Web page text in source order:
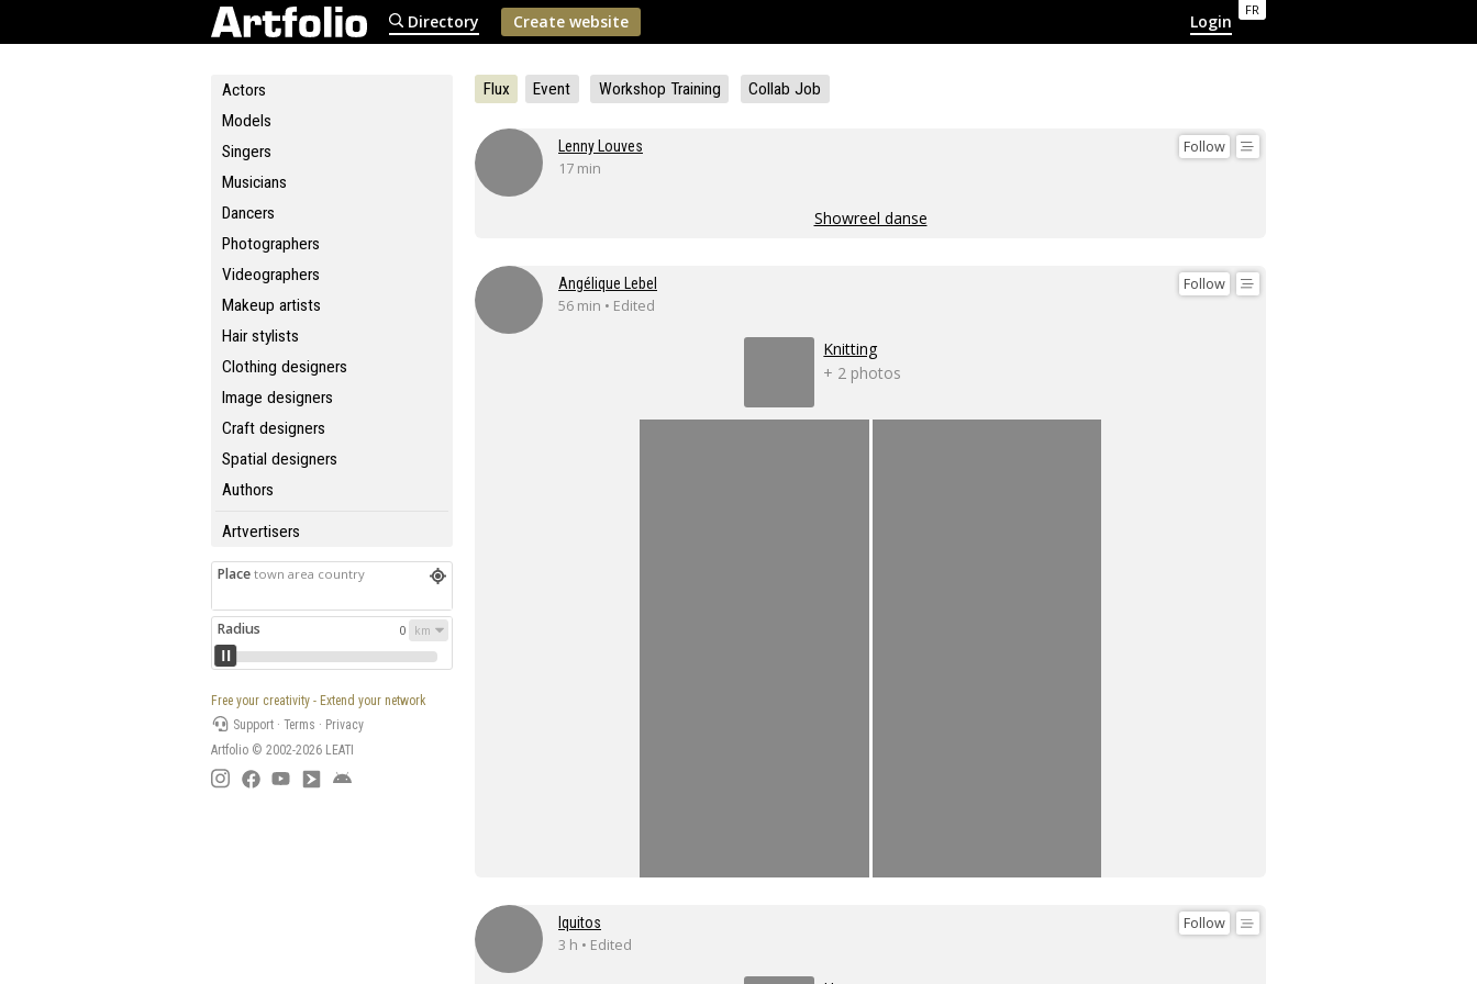
FR
Directory Create website Login
Actors
Models
Singers
Musicians
Dancers
Photographers
Videographers
Makeup artists
Hair stylists
Clothing designers
Image designers
Craft designers
Spatial designers
Authors
Artvertisers
Place town area country
Radius 0
Free your creativity - Extend your network
Support ·Terms · Privacy
Artfolio © 2002-2026 LEATI
Flux Event Workshop Training Collab Job
Follow
Lenny Louves
17 min
Showreel danse
Follow
Angélique Lebel
56 min • Edited
Knitting
+ 2 photos
Follow
Iquitos
3 h • Edited